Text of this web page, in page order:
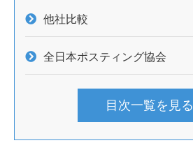
他社比較
全日本ポスティング協会
目次一覧を見る